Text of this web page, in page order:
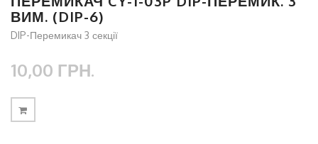
ВИМ. (DIP-6)
DIP-Перемикач 3 секції
10,00 ГРН.